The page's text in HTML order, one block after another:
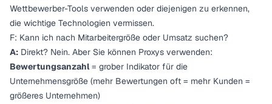
Wettbewerber-Tools verwenden oder diejenigen zu erkennen,
die wichtige Technologien vermissen.
F: Kann ich nach Mitarbeitergröße oder Umsatz suchen?
A: Direkt? Nein. Aber Sie können Proxys verwenden:
Bewertungsanzahl= grober Indikator für die
Unternehmensgröße (mehr Bewertungen oft = mehr Kunden =
größeres Unternehmen)